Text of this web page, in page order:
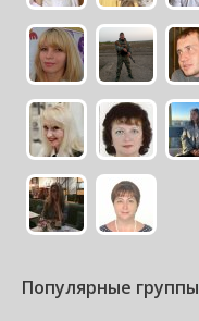
Популярные группы